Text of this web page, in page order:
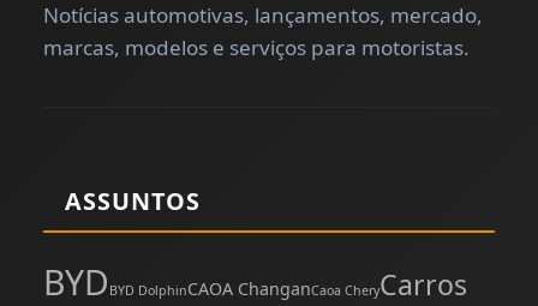
Notícias automotivas, lançamentos, mercado,
marcas, modelos e serviços para motoristas.
ASSUNTOS
BYD BYD DolphinCAOA ChanganCaoa CheryCarros